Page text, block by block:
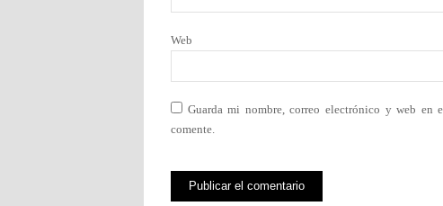
Web
Guarda mi nombre, correo electrónico y web en
comente.